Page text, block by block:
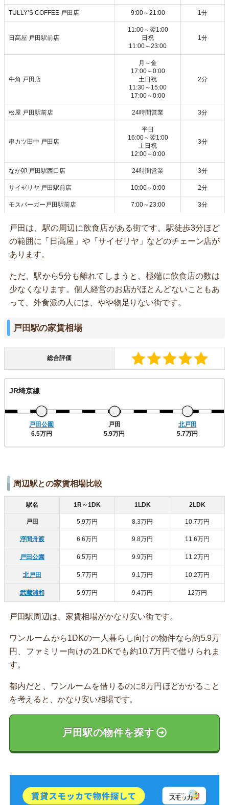
TULLY’S COFFEE 戸田店 9:00～21:00 1分
日高屋 戸田駅前店
11:00～翌1:00
日祝
11:00～23:00
1分
牛角 戸田店
月～金
17:00～0:00
土日祝
11:30～15:00
17:00～0:00
2分
松屋 戸田駅前店 24時間営業 3分
串カツ田中 戸田店
平日
16:00～翌1:00
土日祝
12:00～0:00
3分
なか卯 戸田駅西口店 24時間営業 3分
サイゼリヤ 戸田駅前店 10:00～0:00 2分
モスバーガー戸田駅前店 7:00～23:00 3分
戸田は、駅の周辺に飲食店がある街です。駅徒歩3分ほど
の範囲に「日高屋」や「サイゼリヤ」などのチェーン店が
あります。
ただ、駅から5分も離れてしまうと、極端に飲食店の数は
少なくなります。個人経営のお店がほとんどないこともあ
って、外食派の人には、やや物足りない街です。
戸田駅の家賃相場
総合評価
JR埼京線
戸田公園
6.5万円
戸田
5.9万円
北戸田
5.7万円
周辺駅との家賃相場比較
駅名 1R～1DK 1LDK 2LDK
戸田 5.9万円 8.3万円 10.7万円
浮間舟渡 6.6万円 9.8万円 11.6万円
戸田公園 6.5万円 9.9万円 11.2万円
北戸田 5.7万円 9.1万円 10.2万円
武蔵浦和 5.9万円 9.4万円 12万円
戸田駅周辺は、家賃相場がかなり安い街です。
ワンルームから1DKの一人暮らし向けの物件なら約5.9万
円、ファミリー向けの2LDKでも約10.7万円で借りられま
す。
都内だと、ワンルームを借りるのに8万円ほどかかること
を考えると、かなり安い相場です。
戸田駅の物件を探す